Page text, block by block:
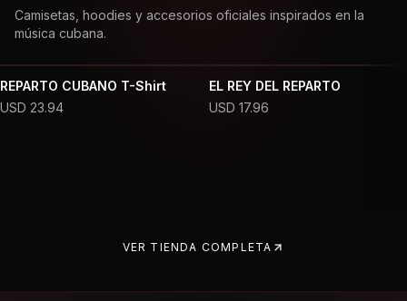
Camisetas, hoodies y accesorios oficiales inspirados en la
música cubana.
REPARTO CUBANO T-Shirt
USD 23.94
EL REY DEL REPARTO
USD 17.96
VER TIENDA COMPLETA